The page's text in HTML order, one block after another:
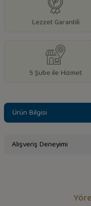
Lezzet Garantili
5 Şube ile Hizmet
Ürün Bilgisi
Alışveriş Deneyimi